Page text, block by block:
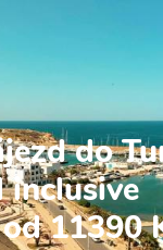
do
inclusive
11390